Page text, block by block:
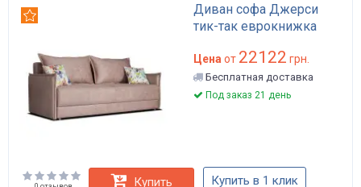
Диван софа Джерси
тик-так еврокнижка
Цена от 22122 грн.
Бесплатная доставка
Под заказ 21 день
Купить Купить в 1 клик